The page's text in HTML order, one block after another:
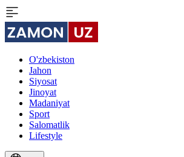
O'zbekiston
Jahon
Siyosat
Jinoyat
Madaniyat
Sport
Salomatlik
Lifestyle